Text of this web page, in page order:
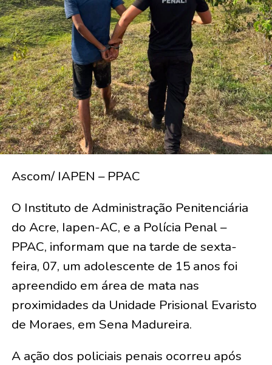
Ascom/ IAPEN – PPAC
O Instituto de Administração Penitenciária
do Acre, Iapen-AC, e a Polícia Penal –
PPAC, informam que na tarde de sexta-
feira, 07, um adolescente de 15 anos foi
apreendido em área de mata nas
proximidades da Unidade Prisional Evaristo
de Moraes, em Sena Madureira.
A ação dos policiais penais ocorreu após